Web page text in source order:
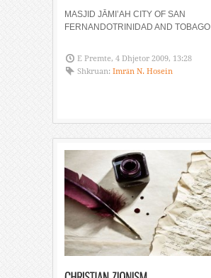
MASJID JĀMI’AH CITY OF SAN
FERNANDOTRINIDAD AND TOBAGO
E Premte, 4 Dhjetor 2009, 13:28
Shkruan: Imrān N. Hosein